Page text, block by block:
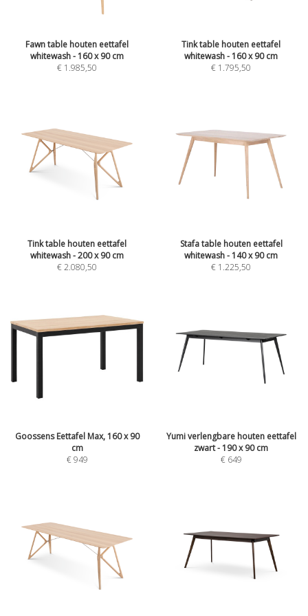
Fawn table houten eettafel
whitewash - 160 x 90 cm
€ 1.985,50
Tink table houten eettafel
whitewash - 160 x 90 cm
€ 1.795,50
Tink table houten eettafel
whitewash - 200 x 90 cm
€2.080,50
Stafa table houten eettafel
whitewash - 140 x 90 cm
€ 1.225,50
Goossens Eettafel Max, 160 x 90
cm
€949
Yumi verlengbare houten eettafel
zwart - 190 x 90 cm
€ 649